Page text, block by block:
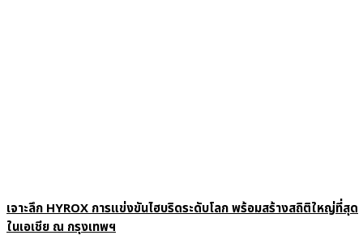
เจาะลึก HYROX การแข่งขันไฮบริดระดับโลก พร้อมสร้างสถิติใหญ่ที่สุด
ในเอเชีย ณ กรุงเทพฯ